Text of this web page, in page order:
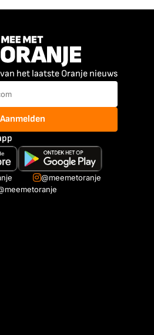
het laatste Oranje nieuws
Aanmelden
@meemetoranje